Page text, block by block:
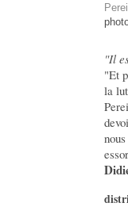
"Il
"Et
la